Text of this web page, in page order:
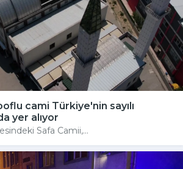
cami Türkiye'nin sayılı
yer alıyor
Safa Camii,...